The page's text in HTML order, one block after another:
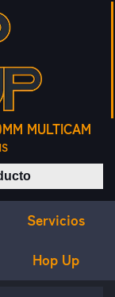
MULTICAM
Servicios
Hop Up